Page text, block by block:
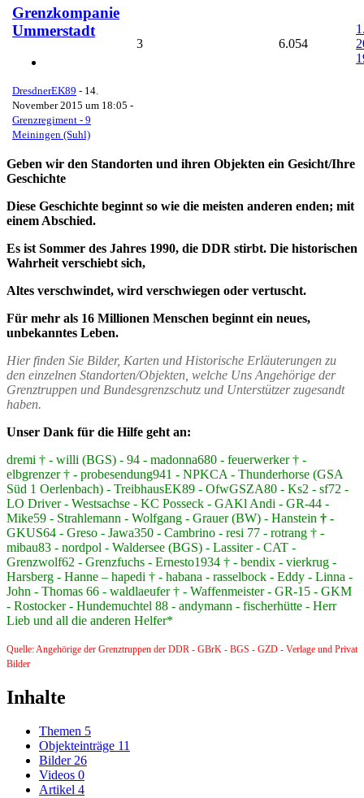
Grenzkompanie
Ummerstadt
DresdnerEK89 - 14.
November 2015 um 18:05 -
Grenzregiment - 9
Meiningen (Suhl)
3 6.054
Geben wir den Standorten und ihren Objekten ein Gesicht/Ihre
Geschichte
Diese Geschichte beginnt so wie die meisten anderen enden; mit
einem Abschied.
Es ist Sommer des Jahres 1990, die DDR stirbt. Die historischen
Wahrheit verschiebt sich,
Altes verschwindet, wird verschwiegen oder vertuscht.
Für mehr als 16 Millionen Menschen beginnt ein neues,
unbekanntes Leben.
Hier finden Sie Bilder, Karten und Historische Erläuterungen zu
den einzelnen Standorten/Objekten, welche Uns Angehörige der
Grenztruppen und Bundesgrenzschutz und Unterstützer zugesandt
haben.
Unser Dank für die Hilfe geht an:
dremi † - willi (BGS) - 94 - madonna680 - feuerwerker † -
elbgrenzer † - probesendung941 - NPKCA - Thunderhorse (GSA
Süd 1 Oerlenbach) - TreibhausEK89 - OfwGSZA80 - Ks2 - sf72 -
LO Driver - Westsachse - KC Posseck - GAKl Andi - GR-44 -
Mike59 - Strahlemann - Wolfgang - Grauer (BW) - Hanstein † -
GKUS64 - Greso - Jawa350 - Cambrino - resi 77 - rotrang † -
mibau83 - nordpol - Waldersee (BGS) - Lassiter - CAT -
Grenzwolf62 - Grenzfuchs - Ernesto1934 † - bendix - vierkrug -
Harsberg - Hanne – hapedi † - habana - rasselbock - Eddy - Linna -
John - Thomas 66 - waldlaeufer † - Waffenmeister - GR-15 - GKM
- Rostocker - Hundemuchtel 88 - andymann - fischerhütte - Herr
Lieb und all die anderen Helfer*
Quelle: Angehörige der Grenztruppen der DDR - GBrK - BGS - GZD - Verlage und Privat
Bilder
Inhalte
Themen 5
Objekteinträge 11
Bilder 26
Videos 0
Artikel 4